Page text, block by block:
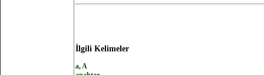
İlgili Kelimeler
a, A